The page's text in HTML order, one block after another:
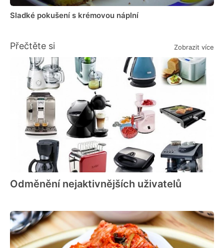
Sladké pokušení s krémovou náplní
Přečtěte si Zobrazit více
Odměnění nejaktivnějších uživatelů